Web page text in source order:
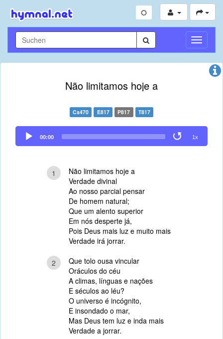
Não limitamos hoje a
Cs470 E817 P817 T817
Audio
Player
00:00 1x
1
Não limitamos hoje a
Verdade divinal
Ao nosso parcial pensar
De homem natural;
Que um alento superior
Em nós desperte já,
Pois Deus mais luz e muito mais
Verdade irá jorrar.
2
Que tolo ousa vincular
Oráculos do céu
A climas, línguas e nações
E séculos ao léu?
O universo é incógnito,
E insondado o mar,
Mas Deus tem luz e inda mais
Verdade a jorrar.